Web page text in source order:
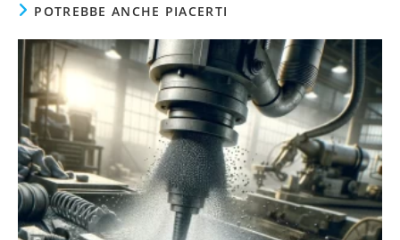
POTREBBE ANCHE PIACERTI